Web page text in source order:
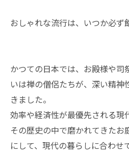
おしゃれな流行は、いつか必ず
かつての日本では、お殿様や司
いは禅の僧侶たちが、深い精神
きました。
効率や経済性が最優先される現
その歴史の中で磨かれてきたお
にして、現代の暮らしに合わせ